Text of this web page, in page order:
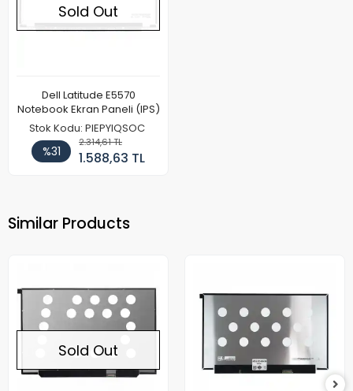
Sold Out
Dell Latitude E5570
Notebook Ekran Paneli (IPS)
Stok Kodu: PIEPYIQSOC
%31
2.314,61 TL
1.588,63 TL
Similar Products
Sold Out